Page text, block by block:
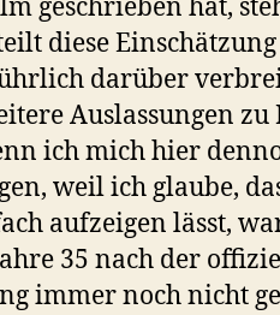
geschrieben hat,
diese
darüber
Auslassungen
ich mich hier
weil ich glaube,
aufzeigen lässt,
35 nach der
immer noch nicht